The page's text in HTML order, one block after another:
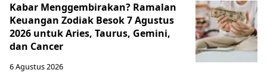
Kabar Menggembirakan? Ramalan
Keuangan Zodiak Besok 7 Agustus
2026 untuk Aries, Taurus, Gemini,
dan Cancer
6 Agustus 2026